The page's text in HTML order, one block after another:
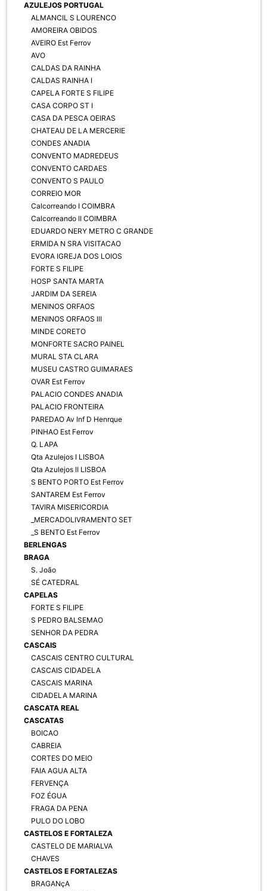
AZULEJOS PORTUGAL
ALMANCIL S LOURENCO
AMOREIRA OBIDOS
AVEIRO Est Ferrov
AVO
CALDAS DA RAINHA
CALDAS RAINHA I
CAPELA FORTE S FILIPE
CASA CORPO ST I
CASA DA PESCA OEIRAS
CHATEAU DE LA MERCERIE
CONDES ANADIA
CONVENTO MADREDEUS
CONVENTO CARDAES
CONVENTO S PAULO
CORREIO MOR
Calcorreando I COIMBRA
Calcorreando II COIMBRA
EDUARDO NERY METRO C GRANDE
ERMIDA N SRA VISITACAO
EVORA IGREJA DOS LOIOS
FORTE S FILIPE
HOSP SANTA MARTA
JARDIM DA SEREIA
MENINOS ORFAOS
MENINOS ORFAOS III
MINDE CORETO
MONFORTE SACRO PAINEL
MURAL STA CLARA
MUSEU CASTRO GUIMARAES
OVAR Est Ferrov
PALACIO CONDES ANADIA
PALACIO FRONTEIRA
PAREDAO Av Inf D Henrque
PINHAO Est Ferrov
Q. LAPA
Qta Azulejos I LISBOA
Qta Azulejos II LISBOA
S BENTO PORTO Est Ferrov
SANTAREM Est Ferrov
TAVIRA MISERICORDIA
_MERCADOLIVRAMENTO SET
_S BENTO Est Ferrov
BERLENGAS
BRAGA
S. João
SÉ CATEDRAL
CAPELAS
FORTE S FILIPE
S PEDRO BALSEMAO
SENHOR DA PEDRA
CASCAIS
CASCAIS CENTRO CULTURAL
CASCAIS CIDADELA
CASCAIS MARINA
CIDADELA MARINA
CASCATA REAL
CASCATAS
BOICAO
CABREIA
CORTES DO MEIO
FAIA AGUA ALTA
FERVENÇA
FOZ ÉGUA
FRAGA DA PENA
PULO DO LOBO
CASTELOS E FORTALEZA
CASTELO DE MARIALVA
CHAVES
CASTELOS E FORTALEZAS
BRAGANçA